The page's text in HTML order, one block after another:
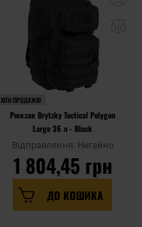
ХІТИ ПРОДАЖІВ
Рюкзак Brytzky Tactical Polygon
Large 36 л - Black
Відправлення: Негайно
1 804,45 грн
ДО КОШИКА